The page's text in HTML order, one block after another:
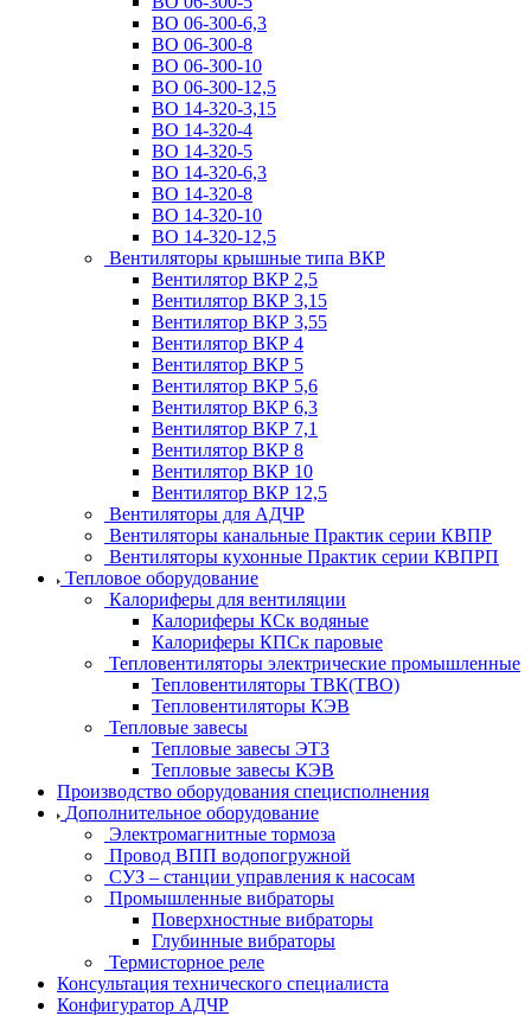
ВО 06-300-6,3
ВО 06-300-8
ВО 06-300-10
ВО 06-300-12,5
ВО 14-320-3,15
ВО 14-320-4
ВО 14-320-5
ВО 14-320-6,3
ВО 14-320-8
ВО 14-320-10
ВО 14-320-12,5
Вентиляторы крышные типа ВКР
Вентилятор ВКР 2,5
Вентилятор ВКР 3,15
Вентилятор ВКР 3,55
Вентилятор ВКР 4
Вентилятор ВКР 5
Вентилятор ВКР 5,6
Вентилятор ВКР 6,3
Вентилятор ВКР 7,1
Вентилятор ВКР 8
Вентилятор ВКР 10
Вентилятор ВКР 12,5
Вентиляторы для АДЧР
Вентиляторы канальные Практик серии КВПР
Вентиляторы кухонные Практик серии КВПРП
Тепловое оборудование
Калориферы для вентиляции
Калориферы КСк водяные
Калориферы КПСк паровые
Тепловентиляторы электрические промышленные
Тепловентиляторы ТВК(ТВО)
Тепловентиляторы КЭВ
Тепловые завесы
Тепловые завесы ЭТЗ
Тепловые завесы КЭВ
Производство оборудования специсполнения
Дополнительное оборудование
Электромагнитные тормоза
Провод ВПП водопогружной
СУЗ – станции управления к насосам
Промышленные вибраторы
Поверхностные вибраторы
Глубинные вибраторы
Термисторное реле
Консультация технического специалиста
Конфигуратор АДЧР